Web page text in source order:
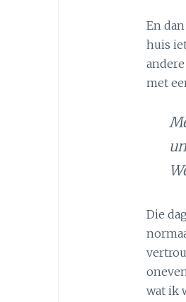
En
huis
met
Die
wat ik